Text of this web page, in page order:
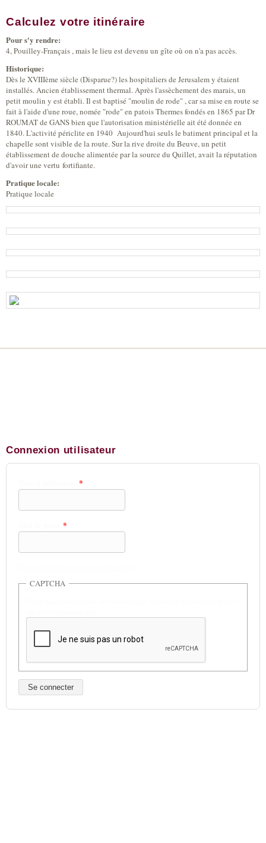
Calculez votre itinéraire
Pour s'y rendre:
4, Pouilley-Français , mais le lieu est devenu un gîte où on n'a pas accès.
Historique:
Dès le XVIIIème siècle (Disparue?) les hospitaliers de Jerusalem y étaient
installés. Ancien établissement thermal. Après l'assèchement des marais, un
petit moulin y est établi. Il est baptisé "moulin de rode" , car sa mise en route se
fait à l'aide d'une roue, nomée "rode" en patois Thermes fondés en 1865 par Dr
ROUMAT de GANS bien que l'autorisation ministérielle ait été donnée en
1840. L'activité périclite en 1940 Aujourd'hui seuls le batiment principal et la
chapelle sont visible de la route. Sur la rive droite du Beuve, un petit
établissement de douche alimentée par la source du Quillet, avait la réputation
d'avoir une vertu fortifiante.
Pratique locale:
Pratique locale
Connexion utilisateur
*
*
CAPTCHA